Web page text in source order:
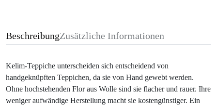
BeschreibungZusätzliche Informationen
Kelim-Teppiche unterscheiden sich entscheidend von
handgeknüpften Teppichen, da sie von Hand gewebt werden.
Ohne hochstehenden Flor aus Wolle sind sie flacher und rauer. Ihre
weniger aufwändige Herstellung macht sie kostengünstiger. Ein